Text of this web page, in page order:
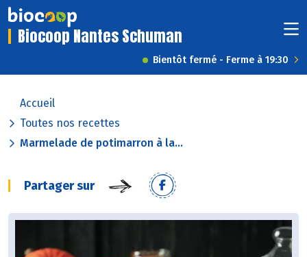
Biocoop Nantes Schuman
Bientôt fermé - Ferme à 19:30
Accueil
Toutes nos recettes
Marmelade de potimarron à la...
Partager sur